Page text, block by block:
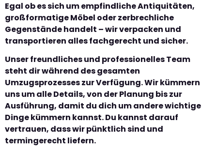
Egal ob es sich um empfindliche Antiquitäten,
großformatige Möbel oder zerbrechliche
Gegenstände handelt – wir verpacken und
transportieren alles fachgerecht und sicher.
Unser freundliches und professionelles Team
steht dir während des gesamten
Umzugsprozesses zur Verfügung. Wir kümmern
uns um alle Details, von der Planung bis zur
Ausführung, damit du dich um andere wichtige
Dinge kümmern kannst. Du kannst darauf
vertrauen, dass wir pünktlich sind und
termingerecht liefern.